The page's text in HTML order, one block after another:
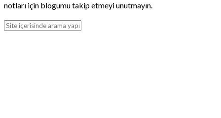
notları için blogumu takip etmeyi unutmayın.